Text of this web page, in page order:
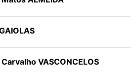
VASCONCELOS